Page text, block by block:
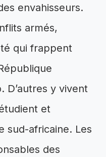
envahisseurs.
armés,
qui frappent
D’autres y vivent
et
sud-africaine. Les
des